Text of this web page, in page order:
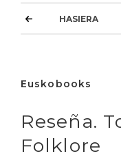
HASIERA
Euskobooks
Reseña.
Folklore